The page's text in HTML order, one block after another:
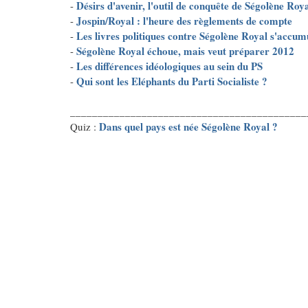
- Désirs d'avenir, l'outil de conquête de Ségolène
- Jospin/Royal : l'heure des règlements de compte
- Les livres politiques contre Ségolène Royal
- Ségolène Royal échoue, mais veut préparer 2012
- Les différences idéologiques au sein du PS
- Qui sont les Eléphants du Parti Socialiste ?
Quiz : Dans quel pays est née Ségolène Royal ?